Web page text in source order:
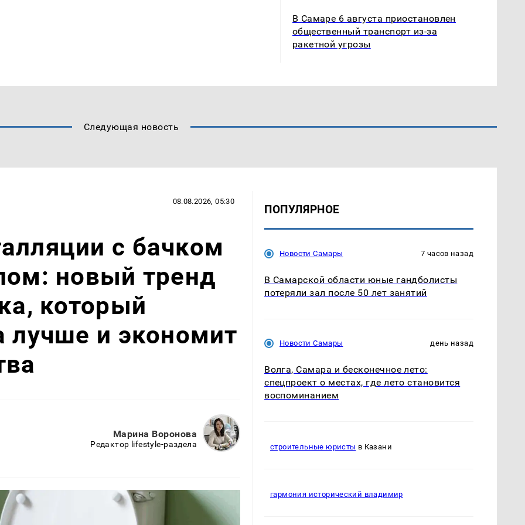
В Самаре 6 августа приостановлен
общественный транспорт из-за
ракетной угрозы
Следующая новость
08.08.2026, 05:30
с бачком
новый тренд
который
лучше и экономит
Марина Воронова
Редактор lifestyle-раздела
ПОПУЛЯРНОЕ
Новости Самары 7 часов назад
В Самарской области юные гандболисты
потеряли зал после 50 лет занятий
Новости Самары день назад
Волга, Самара и бесконечное лето:
спецпроект о местах, где лето становится
воспоминанием
строительные юристы в Казани
гармония исторический владимир